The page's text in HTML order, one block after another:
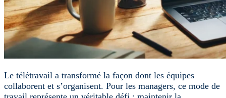
Le télétravail a transformé la façon dont les équipes
collaborent et s’organisent. Pour les managers, ce mode de